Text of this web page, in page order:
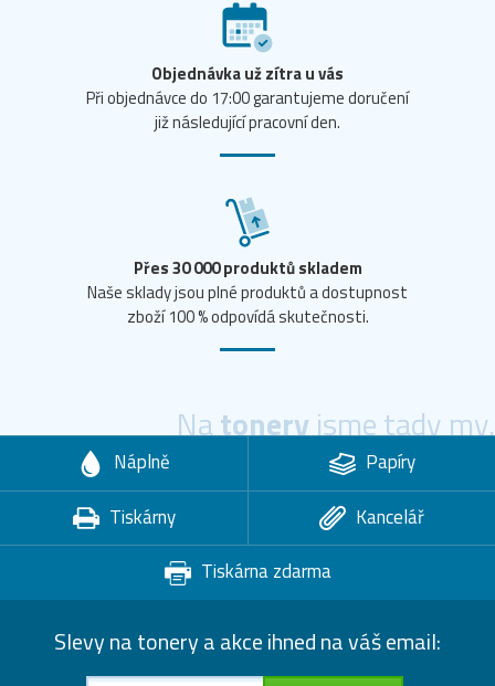
Objednávka už zítra u vás
Při objednávce do 17:00 garantujeme doručení
již následující pracovní den.
Přes 30 000 produktů skladem
Naše sklady jsou plné produktů a dostupnost
zboží 100 % odpovídá skutečnosti.
Natoneryjsme tady my.
Náplně
Papíry
Tiskárny
Kancelář
Tiskárna zdarma
Slevy na tonery a akce ihned na váš email: